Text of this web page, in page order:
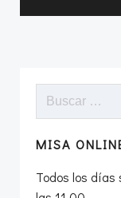
Buscar:
MISA
Todos los días